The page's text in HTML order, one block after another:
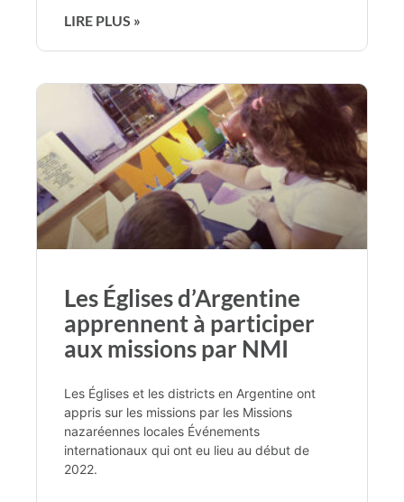
LIRE PLUS »
Les Églises d’Argentine
apprennent à participer
aux missions par NMI
Les Églises et les districts en Argentine ont
appris sur les missions par les Missions
nazaréennes locales Événements
internationaux qui ont eu lieu au début de
2022.